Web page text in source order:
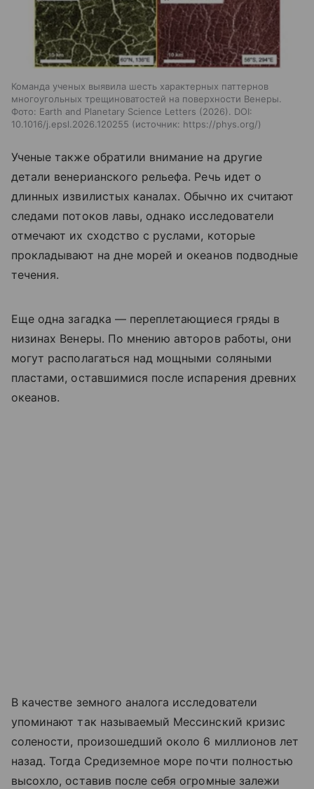
Команда ученых выявила шесть характерных паттернов
многоугольных трещиноватостей на поверхности Венеры.
Фото: Earth and Planetary Science Letters (2026). DOI:
10.1016/j.epsl.2026.120255
источник: https://phys.org/
Ученые также обратили внимание на другие
детали венерианского рельефа. Речь идет о
длинных извилистых каналах. Обычно их считают
следами потоков лавы, однако исследователи
отмечают их сходство с руслами, которые
прокладывают на дне морей и океанов подводные
течения.
Еще одна загадка — переплетающиеся гряды в
низинах Венеры. По мнению авторов работы, они
могут располагаться над мощными соляными
пластами, оставшимися после испарения древних
океанов.
В качестве земного аналога исследователи
упоминают так называемый Мессинский кризис
солености, произошедший около 6 миллионов лет
назад. Тогда Средиземное море почти полностью
высохло, оставив после себя огромные залежи